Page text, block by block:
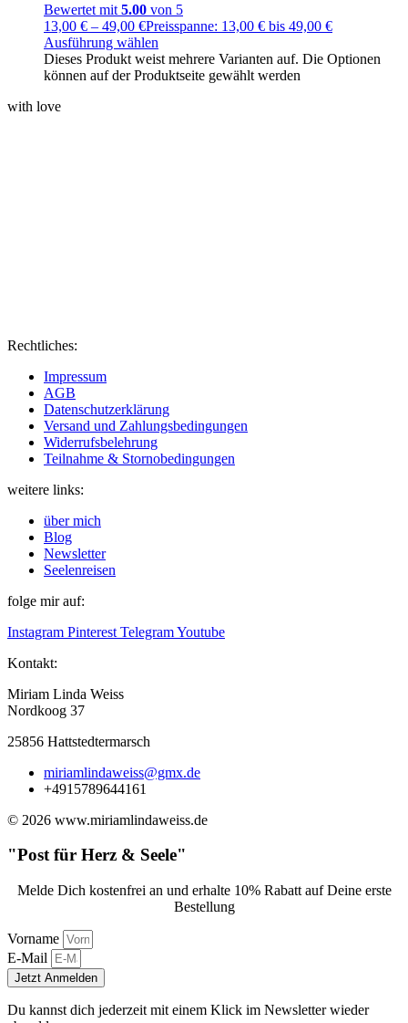
Bewertet mit 5.00 von 5
13,00 € – 49,00 €Preisspanne: 13,00 € bis 49,00 €
Ausführung wählen
Dieses Produkt weist mehrere Varianten auf. Die Optionen
können auf der Produktseite gewählt werden
with love
Rechtliches:
Impressum
AGB
Datenschutzerklärung
Versand und Zahlungsbedingungen
Widerrufsbelehrung
Teilnahme & Stornobedingungen
weitere links:
über mich
Blog
Newsletter
Seelenreisen
folge mir auf:
Instagram Pinterest TelegramYoutube
Kontakt:
Miriam Linda Weiss
Nordkoog 37
25856 Hattstedtermarsch
miriamlindaweiss@gmx.de
+4915789644161
© 2026 www.miriamlindaweiss.de
"Post für Herz & Seele"
Melde Dich kostenfrei an und erhalte 10% Rabatt auf Deine erste
Bestellung
Vorname
E-Mail
Jetzt Anmelden
Du kannst dich jederzeit mit einem Klick im Newsletter wieder